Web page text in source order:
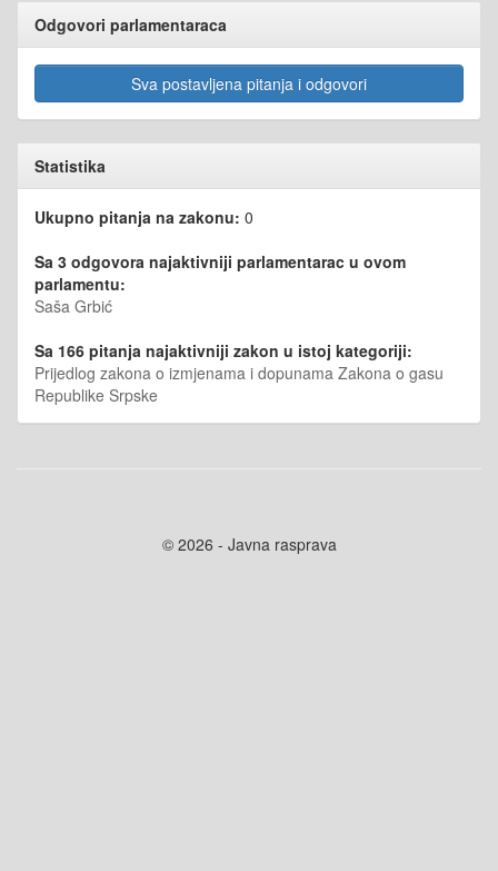
Odgovori parlamentaraca
Sva postavljena pitanja i odgovori
Statistika
Ukupno pitanja na zakonu: 0
Sa 3 odgovora najaktivniji parlamentarac u ovom
parlamentu:
Saša Grbić
Sa 166 pitanja najaktivniji zakon u istoj kategoriji:
Prijedlog zakona o izmjenama i dopunama Zakona o gasu
Republike Srpske
© 2026 - Javna rasprava